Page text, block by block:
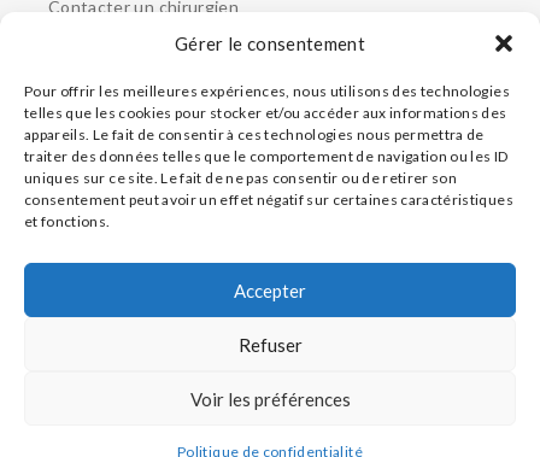
Gérer le consentement
Pour offrir les meilleures expériences, nous utilisons des technologies
telles que les cookies pour stocker et/ou accéder aux informations des
appareils. Le fait de consentir à ces technologies nous permettra de
traiter des données telles que le comportement de navigation ou les ID
uniques sur ce site. Le fait de ne pas consentir ou de retirer son
consentement peut avoir un effet négatif sur certaines caractéristiques
et fonctions.
Accepter
Refuser
Voir les préférences
Politique de confidentialité
Plan d’accès
Conseils pour médecins
Politique de confidentialité
Contacter un chirurgien
pathologies de la main
Page relue par leDr Jean-Maxime Alet.
Fracture de la main
Traumatismes - Accidents de la main